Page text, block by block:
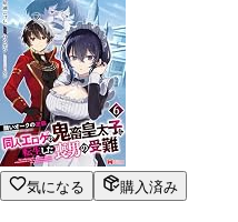
気になる 購入済み